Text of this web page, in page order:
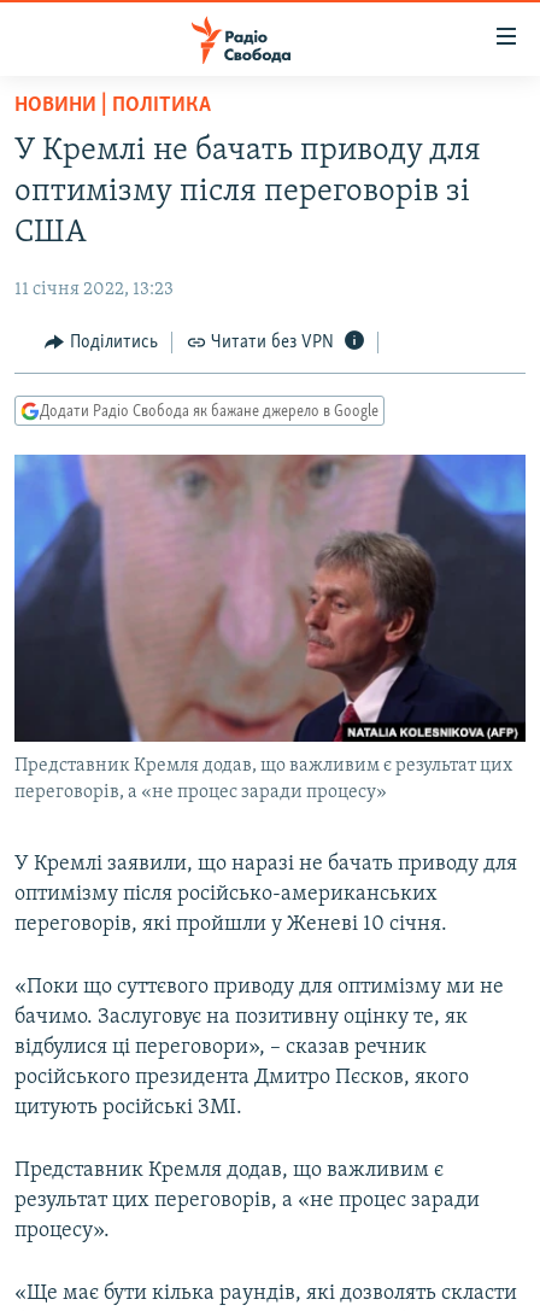
Перейти
основного
матеріалу
Перейти
до
основної
Перейти
до
пошуку
РАДІО СВОБОДА – 70 РОКІВ
ВСЕ ЗА ДОБУ
СТАТТІ
ЕКОНОМІКА
СУСПІЛЬСТВО
УКРАЇНА
СВІТ
РОСІЙСЬКА «ФІЛЬТРАЦІЯ»
ДОНБАС.РЕАЛІЇ
ТИ ЯК?
СХЕМИ
КИТАЙ.ВИКЛИКИ
МУЛЬТИМЕДІА
ФОТО
СПЕЦПРОЄКТИ
ПОДКАСТИ
КРИМ РЕАЛІЇ
РУС
КТАТ
ДОЛУЧАЙСЯ!
Усі сайти RFE/RL
НОВИНИ | ПОЛІТИКА
У Кремлі не бачать приводу для
оптимізму після переговорів зі
США
11 січня 2022, 13:23
Поділитись Читати без VPN
Додати Радіо Свобода як бажане джерело в Google
Представник Кремля додав, що важливим є результат цих
переговорів, а «не процес заради процесу»
У Кремлі заявили, що наразі не бачать приводу для
оптимізму після російсько-американських
переговорів, які пройшли у Женеві 10 січня.
«Поки що суттєвого приводу для оптимізму ми не
бачимо. Заслуговує на позитивну оцінку те, як
відбулися ці переговори», – сказав речник
російського президента Дмитро Пєсков, якого
цитують російські ЗМІ.
Представник Кремля додав, що важливим є
результат цих переговорів, а «не процес заради
процесу».
«Ще має бути кілька раундів, які дозволять скласти